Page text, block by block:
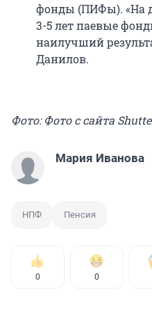
фонды (ПИФы). «На
3-5 лет паевые
наилучший
Данилов.
Фото: Фото с сайта
Мария Иванова
НПФ Пенсия
0 0